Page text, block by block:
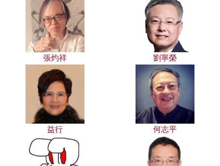
張灼祥 劉寧榮
益行 何志平